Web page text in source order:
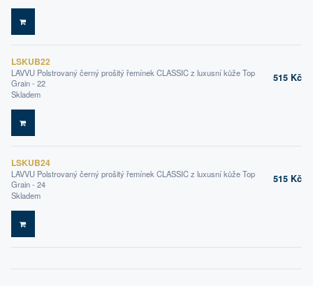
DO KOŠÍKU
LSKUB22
LAVVU Polstrovaný černý prošitý řemínek CLASSIC z luxusní kůže Top
Grain - 22
Skladem
515 Kč
DO KOŠÍKU
LSKUB24
LAVVU Polstrovaný černý prošitý řemínek CLASSIC z luxusní kůže Top
Grain - 24
Skladem
515 Kč
DO KOŠÍKU